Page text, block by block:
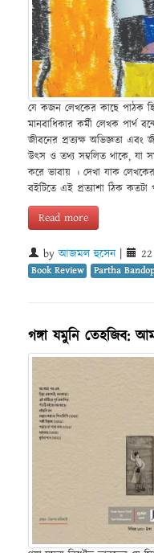
যে কজন লেখকের কাছে পাঠক
মানবাধিকার কর্মী লেখক পার্থ
জীবনের প্রত্যক্ষ অভিজ্ঞতা এবং
উৎস ও তথ্য সম্বলিত থাকে, যা
করে ভাবায় । দেখা যাক
বইটিতে এই প্রত্যাশা ঠিক
Read more
byআজমল হুসেন|
Book Review Partha
গঙ্গা যমুনি তেহজিব: